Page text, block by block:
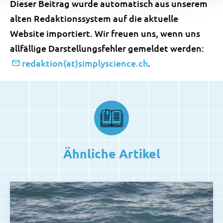
Dieser Beitrag wurde automatisch aus unserem
alten Redaktionssystem auf die aktuelle
Website importiert. Wir freuen uns, wenn uns
allfällige Darstellungsfehler gemeldet werden:
redaktion(at)simplyscience.ch.
Ähnliche Artikel